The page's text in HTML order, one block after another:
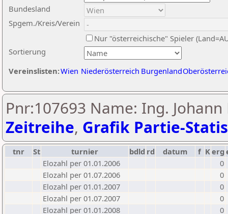
Sortierung
Bundesland
Spgem./Kreis/Verein
Nur "österreichische" Spieler
Vereinslisten:Wien Niederösterreich Burgenland
Pnr:107693 Name: Ing. Johann
Zeitreihe, Grafik Partie-
tnr St turnier bdld rd datum f Kerg
Elozahl per 01.01.2006
0
Elozahl per 01.07.2006
0
Elozahl per 01.01.2007
0
Elozahl per 01.07.2007
0
Elozahl per 01.01.2008
0